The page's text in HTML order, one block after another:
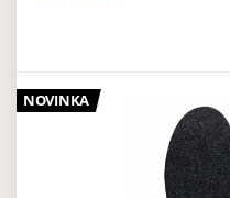
NOVINKA